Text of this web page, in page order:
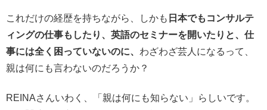
これだけの経歴を持ちながら、しかも 日本でもコンサルテ
ィングの仕事もしたり、英語のセミナーを開いたりと、仕
事には全く困っていないのに、 わざわざ芸人になるって、
親は何にも言わないのだろうか？
REINAさんいわく、「親は何にも知らない」らしいです。